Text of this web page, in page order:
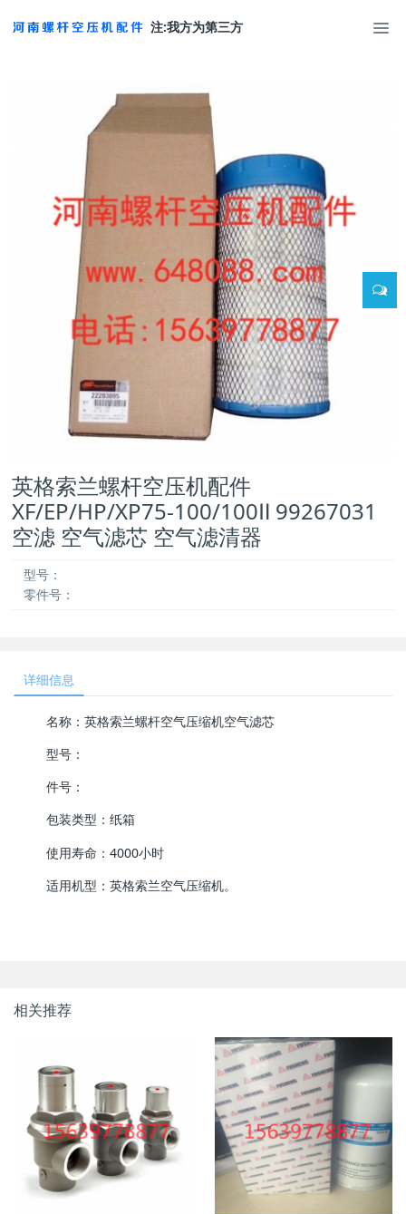
注:我方为第三方
英格索兰螺杆空压机配件
XF/EP/HP/XP75-100/100Ⅱ 99267031
空滤 空气滤芯 空气滤清器
型号：
零件号：
详细信息
名称：英格索兰螺杆空气压缩机空气滤芯
型号：
件号：
包装类型：纸箱
使用寿命：4000小时
适用机型：英格索兰空气压缩机。
相关推荐